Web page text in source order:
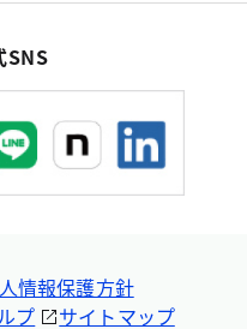
SNS
情報保護方針
プ サイトマップ